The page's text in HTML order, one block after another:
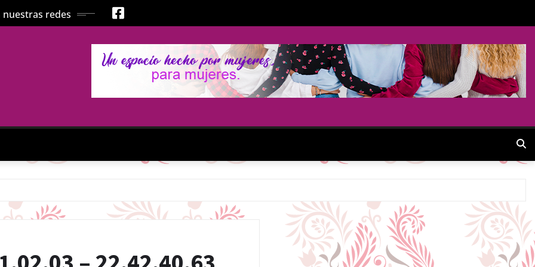
nuestras redes